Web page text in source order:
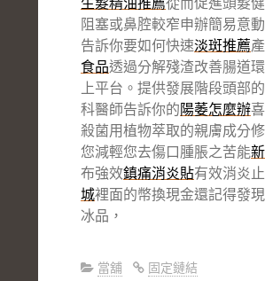
阻塞或鼻腔較窄申辦簡易意
告訴你要如何快速淡斑推薦
食品透過分解殘渣改善腸道
上平台。提供發展階段頭部
科醫師告訴你的陽萎怎麼辦
殺菌用植物萃取的親膚成分
您減輕您去傷口腫脹之苦能
布強效鎮痛消炎貼有效消炎
城裡面的幣換現金還記得發
冰品，
當舖 固定鏈結